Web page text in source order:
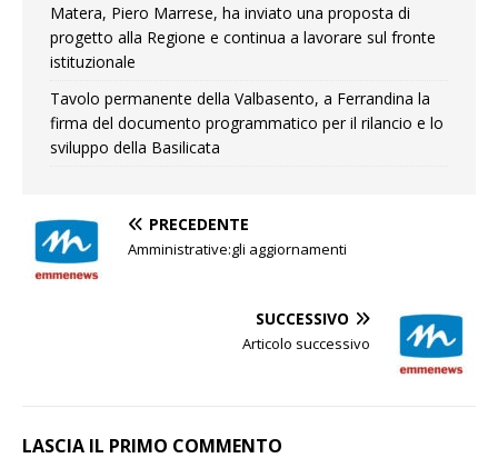
Matera, Piero Marrese, ha inviato una proposta di
progetto alla Regione e continua a lavorare sul fronte
istituzionale
Tavolo permanente della Valbasento, a Ferrandina la
firma del documento programmatico per il rilancio e lo
sviluppo della Basilicata
PRECEDENTE
Amministrative:gli aggiornamenti
SUCCESSIVO
Articolo successivo
LASCIA IL PRIMO COMMENTO